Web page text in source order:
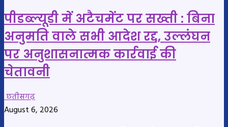
पीडब्ल्यूडी में अटैचमेंट पर सख्ती : बिना
अनुमति वाले सभी आदेश रद्द, उल्लंघन
पर अनुशासनात्मक कार्रवाई की
चेतावनी
छतीसगढ़
August 6, 2026